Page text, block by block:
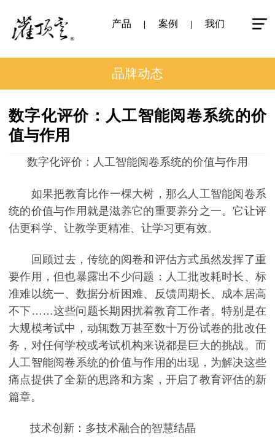
产品 案例 我们
品牌动态
数字化评价：人工智能阅卷系统的价
值与作用
数字化评价：人工智能阅卷系统的价值与作用
如果把教育比作一棵大树，那么人工智能阅卷系
统的价值与作用就是滋养它的重要养分之一。它让评
估更科学、让教学更精准、让学习更有效。
回顾过去，传统的阅卷和评估方式虽然发挥了重
要作用，但也暴露出不少问题：人工批改耗时长、标
准难以统一、数据分析困难、反馈周期长、成本居高
不下……这些问题长期困扰着教育工作者。特别是在
大规模考试中，动辄数万甚至数十万份试卷的批改任
务，对任何学校或考试机构来说都是巨大的挑战。而
人工智能阅卷系统的价值与作用的出现，为解决这些
痛点提供了全新的思路和方案，开启了教育评估的新
篇章。
技术创新：多技术融合的智慧结晶